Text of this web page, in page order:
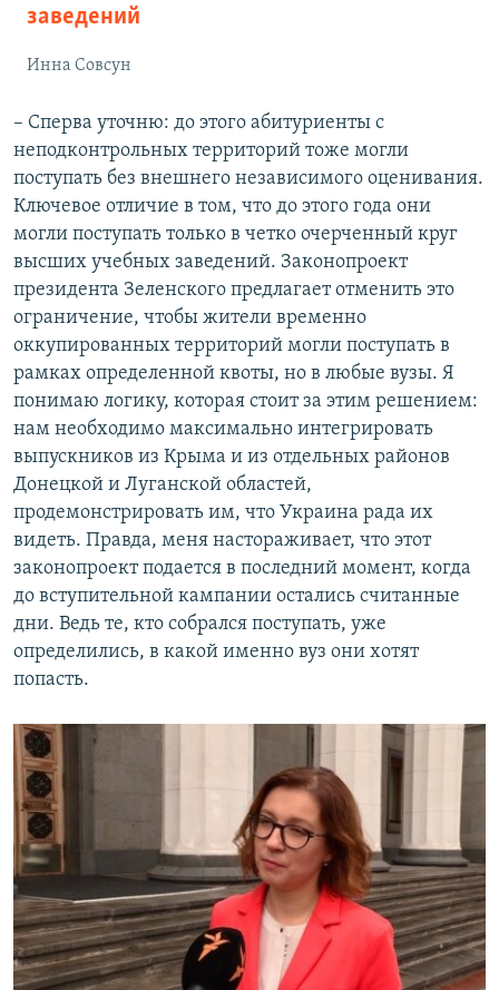
заведений
Инна Совсун
– Сперва уточню: до этого абитуриенты с
неподконтрольных территорий тоже могли
поступать без внешнего независимого оценивания.
Ключевое отличие в том, что до этого года они
могли поступать только в четко очерченный круг
высших учебных заведений. Законопроект
президента Зеленского предлагает отменить это
ограничение, чтобы жители временно
оккупированных территорий могли поступать в
рамках определенной квоты, но в любые вузы. Я
понимаю логику, которая стоит за этим решением:
нам необходимо максимально интегрировать
выпускников из Крыма и из отдельных районов
Донецкой и Луганской областей,
продемонстрировать им, что Украина рада их
видеть. Правда, меня настораживает, что этот
законопроект подается в последний момент, когда
до вступительной кампании остались считанные
дни. Ведь те, кто собрался поступать, уже
определились, в какой именно вуз они хотят
попасть.